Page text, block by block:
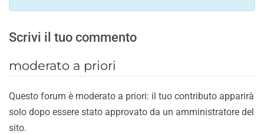
Scrivi il tuo commento
moderato a priori
Questo forum è moderato a priori: il tuo contributo apparirà
solo dopo essere stato approvato da un amministratore del
sito.